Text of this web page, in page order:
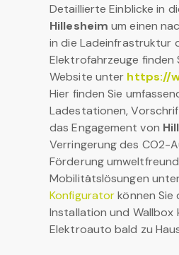
Detaillierte Einblicke in
Hillesheim um einen
in die Ladeinfrastruktur
Elektrofahrzeuge finden
Website unter https://
Hier finden Sie
Ladestationen,
das Engagement von
Verringerung des CO2-
Förderung
Mobilitätslösungen
Konfiguratorkönnen Sie
Installation und Wallbox
Elektroauto bald zu